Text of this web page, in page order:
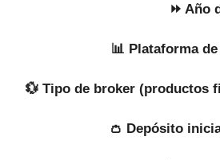
⏩ Año
📊 Plataforma
💱 Tipo de broker (productos
👛 Depósito